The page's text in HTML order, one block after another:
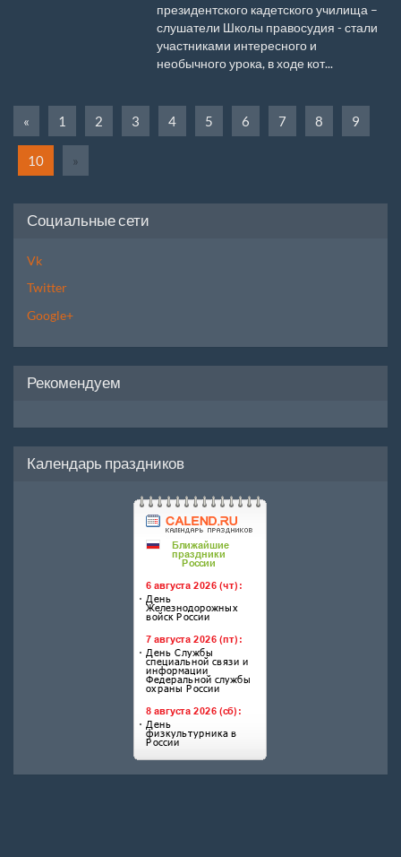
президентского кадетского училища –
слушатели Школы правосудия - стали
участниками интересного и
необычного урока, в ходе кот...
« 1 2 3 4 5 6 7 8 9
10 »
Социальные сети
Vk
Twitter
Google+
Рекомендуем
Календарь праздников